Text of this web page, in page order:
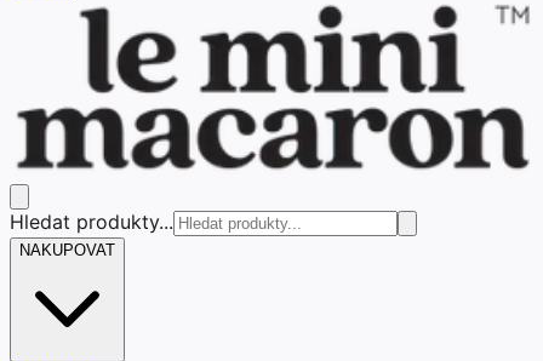
Hledat produkty...
NAKUPOVAT